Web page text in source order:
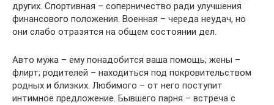
других. Спортивная – соперничество ради улучшения
финансового положения. Военная – череда неудач, но
они слабо отразятся на общем состоянии дел.
Авто мужа – ему понадобится ваша помощь; жены –
флирт; родителей – находиться под покровительством
родных и близких. Любимого – от него поступит
интимное предложение. Бывшего парня – встреча с